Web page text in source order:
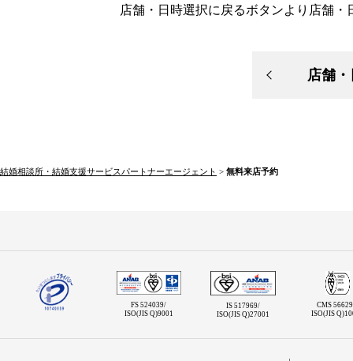
店舗・日時選択に戻るボタンより店舗
店舗
結婚相談所・結婚支援サービスパートナーエージェント > 無料来店予約
FS 524039/
ISO(JIS Q)9001
IS 517969/
ISO(JIS Q)27001
CMS
ISO(JIS